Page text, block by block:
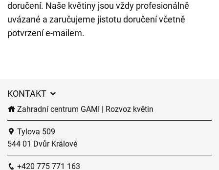
doručení. Naše květiny jsou vždy profesionálně
uvázané a zaručujeme jistotu doručení včetně
potvrzení e-mailem.
KONTAKT
Zahradní centrum GAMI | Rozvoz květin
Tylova 509
544 01 Dvůr Králové
+420 775 771 163